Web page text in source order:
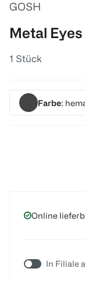
GOSH
Metal
1 Stück
Farbe:
Online
In Filiale